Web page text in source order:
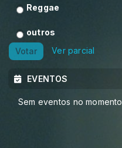
Reggae
outros
Votar
Ver parcial
EVENTOS
Sem eventos no momento